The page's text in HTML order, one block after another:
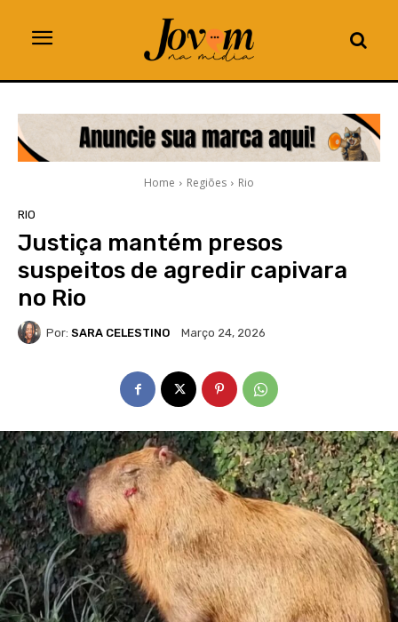
Home Regiões Rio
RIO
Justiça mantém presos
suspeitos de agredir capivara
no Rio
Por: SARA CELESTINO Março 24, 2026